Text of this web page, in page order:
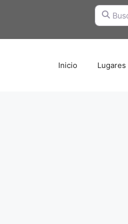
Buscar
Inicio Lugares